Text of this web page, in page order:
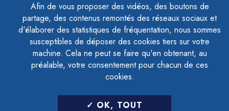
Afin de vous proposer des vidéos, des boutons de
partage, des contenus remontés des réseaux sociaux et
d'élaborer des statistiques de fréquentation, nous sommes
susceptibles de déposer des cookies tiers sur votre
machine. Cela ne peut se faire qu'en obtenant, au
préalable, votre consentement pour chacun de ces
cookies.
OK, TOUT
ACCESSIBILITÉ - PARTIELLEMENT CONFORME
PLAN DU SITE
MENTIONS LÉGALES
CONTACTER LE DÉLÉGUÉ À LA PROTECTION DES DONNÉES
GESTION DES COOKIES
LETTRE D'INFORMATION